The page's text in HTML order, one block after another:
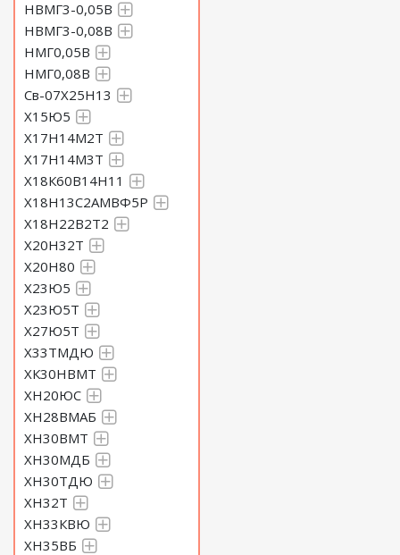
НВМГ3-0,05В
НВМГ3-0,08В
НМГ0,05В
НМГ0,08В
Св-07Х25Н13
Х15Ю5
Х17Н14М2Т
Х17Н14М3Т
Х18К60В14Н11
Х18Н13С2АМВФ5Р
Х18Н22В2Т2
Х20Н32Т
Х20Н80
Х23Ю5
Х23Ю5Т
Х27Ю5Т
Х33ТМДЮ
ХК30НВМТ
ХН20ЮС
ХН28ВМАБ
ХН30ВМТ
ХН30МДБ
ХН30ТДЮ
ХН32Т
ХН33КВЮ
ХН35ВБ